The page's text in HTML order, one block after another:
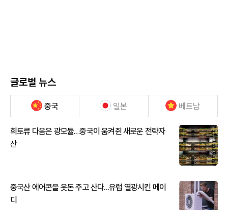
글로벌 뉴스
중국 일본 베트남
희토류 다음은 광모듈…중국이 움켜쥔 새로운 전략자
산
중국산 에어콘을 웃돈 주고 산다...유럽 열광시킨 메이
디